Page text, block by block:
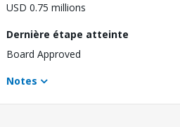
USD 0.75 millions
Dernière étape atteinte
Board Approved
Notes